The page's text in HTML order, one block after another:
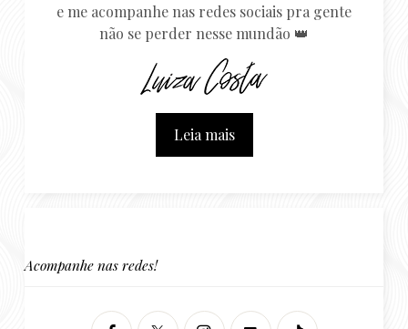
e me acompanhe nas redes sociais pra gente
não se perder nesse mundão 👑
Leia mais
Acompanhe nas redes!